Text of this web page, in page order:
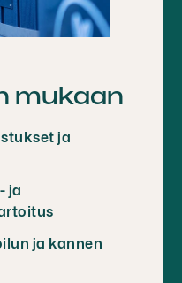
mukaan
ja
ja
ja kannen